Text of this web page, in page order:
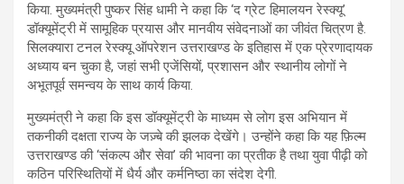
किया. मुख्यमंत्री पुष्कर सिंह धामी ने कहा कि ‘द ग्रेट हिमालयन रेस्क्यू’
डॉक्यूमेंट्री में सामूहिक प्रयास और मानवीय संवेदनाओं का जीवंत चित्रण है.
सिलक्यारा टनल रेस्क्यू ऑपरेशन उत्तराखण्ड के इतिहास में एक प्रेरणादायक
अध्याय बन चुका है, जहां सभी एजेंसियों, प्रशासन और स्थानीय लोगों ने
अभूतपूर्व समन्वय के साथ कार्य किया.
मुख्यमंत्री ने कहा कि इस डॉक्यूमेंट्री के माध्यम से लोग इस अभियान में
तकनीकी दक्षता राज्य के जज़्बे की झलक देखेंगे। उन्होंने कहा कि यह फ़िल्म
उत्तराखण्ड की ‘संकल्प और सेवा’ की भावना का प्रतीक है तथा युवा पीढ़ी को
कठिन परिस्थितियों में धैर्य और कर्मनिष्ठा का संदेश देगी.